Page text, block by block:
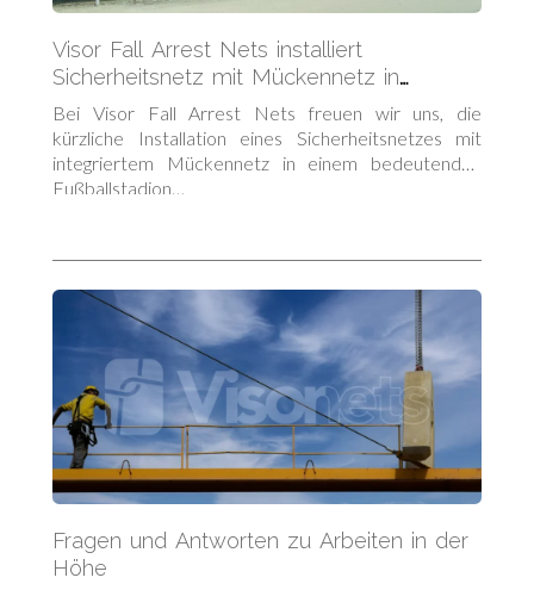
Visor Fall Arrest Nets installiert
Sicherheitsnetz mit Mückennetz in
irischem Fußballstadion
Bei Visor Fall Arrest Nets freuen wir uns, die
kürzliche Installation eines Sicherheitsnetzes mit
integriertem Mückennetz in einem bedeutenden
Fußballstadion…
Fragen und Antworten zu Arbeiten in der
Höhe